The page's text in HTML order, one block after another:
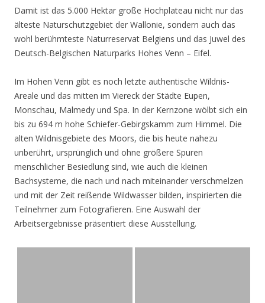
Damit ist das 5.000 Hektar große Hochplateau nicht nur das
älteste Naturschutzgebiet der Wallonie, sondern auch das
wohl berühmteste Naturreservat Belgiens und das Juwel des
Deutsch-Belgischen Naturparks Hohes Venn – Eifel.
Im Hohen Venn gibt es noch letzte authentische Wildnis-
Areale und das mitten im Viereck der Städte Eupen,
Monschau, Malmedy und Spa. In der Kernzone wölbt sich ein
bis zu 694 m hohe Schiefer-Gebirgskamm zum Himmel. Die
alten Wildnisgebiete des Moors, die bis heute nahezu
unberührt, ursprünglich und ohne größere Spuren
menschlicher Besiedlung sind, wie auch die kleinen
Bachsysteme, die nach und nach miteinander verschmelzen
und mit der Zeit reißende Wildwasser bilden, inspirierten die
Teilnehmer zum Fotografieren. Eine Auswahl der
Arbeitsergebnisse präsentiert diese Ausstellung.